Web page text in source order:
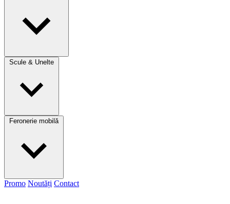
Scule & Unelte
Feronerie mobilă
Promo Noutăți Contact